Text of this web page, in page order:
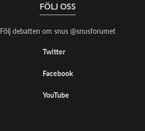
FÖLJ OSS
Följ debatten om snus @snusforumet
Twitter
Facebook
YouTube